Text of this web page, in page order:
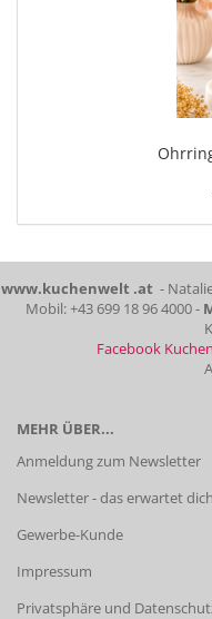
www.kuchenwelt .at -
Mobil: +43 699 18 96 4000 -
Facebook
MEHR ÜBER...
Anmeldung zum Newsletter
Newsletter - das erwartet dich
Gewerbe-Kunde
Impressum
Privatsphäre und